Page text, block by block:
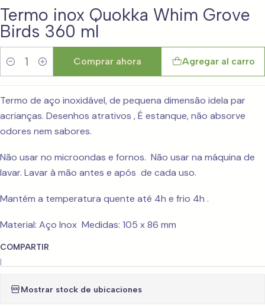
Termo inox Quokka Whim Grove
Birds 360 ml
Cantidad
Agregar al carro
Comprar ahora
Termo de aço inoxidável, de pequena dimensão idela par
acrianças. Desenhos atrativos , É estanque, não absorve
odores nem sabores.
Não usar no microondas e fornos. Não usar na máquina de
lavar. Lavar à mão antes e após de cada uso.
Mantém a temperatura quente até 4h e frio 4h .
Material: Aço Inox Medidas: 105 x 86 mm
COMPARTIR
|
Mostrar stock de ubicaciones